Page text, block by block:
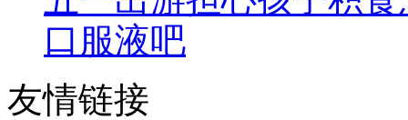
口服液吧
友情链接